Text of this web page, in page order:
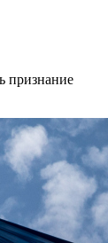
признание